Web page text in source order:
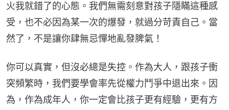
火我就錯了的心態。我們無需刻意對孩子隱瞞這種感
受，也不必因為某一次的爆發，就過分苛責自己。當
然了，不是讓你肆無忌憚地亂發脾氣！
你可以真實，但沒必總是失控。作為大人，跟孩子衝
突頻繁時，我們要學會率先從權力鬥爭中退出來。因
為，作為成年人，你一定會比孩子更有經驗，更有方